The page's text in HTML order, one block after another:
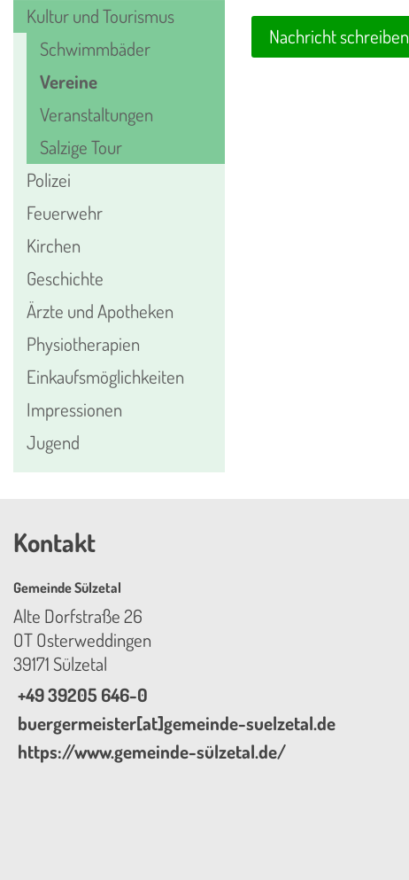
Kultur und Tourismus
Schwimmbäder
Vereine
Veranstaltungen
Salzige Tour
Polizei
Feuerwehr
Kirchen
Geschichte
Ärzte und Apotheken
Physiotherapien
Einkaufsmöglichkeiten
Impressionen
Jugend
Nachricht schreiben
Kontakt
Gemeinde Sülzetal
Alte Dorfstraße 26
OT Osterweddingen
39171 Sülzetal
+49 39205 646-0
buergermeister[at]gemeinde-suelzetal.de
https://www.gemeinde-sülzetal.de/